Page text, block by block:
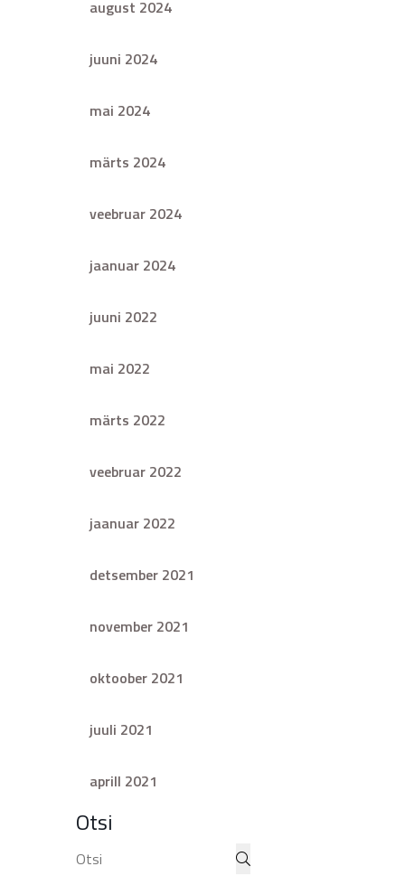
august 2024
juuni 2024
mai 2024
märts 2024
veebruar 2024
jaanuar 2024
juuni 2022
mai 2022
märts 2022
veebruar 2022
jaanuar 2022
detsember 2021
november 2021
oktoober 2021
juuli 2021
aprill 2021
Otsi